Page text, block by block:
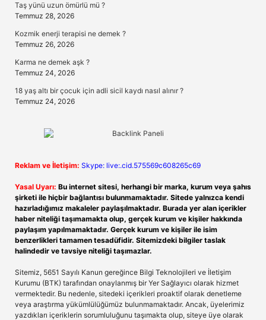
Taş yünü uzun ömürlü mü ?
Temmuz 28, 2026
Kozmik enerji terapisi ne demek ?
Temmuz 26, 2026
Karma ne demek aşk ?
Temmuz 24, 2026
18 yaş altı bir çocuk için adli sicil kaydı nasıl alınır ?
Temmuz 24, 2026
Reklam ve İletişim: Skype: live:.cid.575569c608265c69
Yasal Uyarı: Bu internet sitesi, herhangi bir marka, kurum veya şahıs
şirketi ile hiçbir bağlantısı bulunmamaktadır. Sitede yalnızca kendi
hazırladığımız makaleler paylaşılmaktadır. Burada yer alan içerikler
haber niteliği taşımamakta olup, gerçek kurum ve kişiler hakkında
paylaşım yapılmamaktadır. Gerçek kurum ve kişiler ile isim
benzerlikleri tamamen tesadüfidir. Sitemizdeki bilgiler taslak
halindedir ve tavsiye niteliği taşımazlar.
Sitemiz, 5651 Sayılı Kanun gereğince Bilgi Teknolojileri ve İletişim
Kurumu (BTK) tarafından onaylanmış bir Yer Sağlayıcı olarak hizmet
vermektedir. Bu nedenle, sitedeki içerikleri proaktif olarak denetleme
veya araştırma yükümlülüğümüz bulunmamaktadır. Ancak, üyelerimiz
yazdıkları içeriklerin sorumluluğunu taşımakta olup, siteye üye olarak